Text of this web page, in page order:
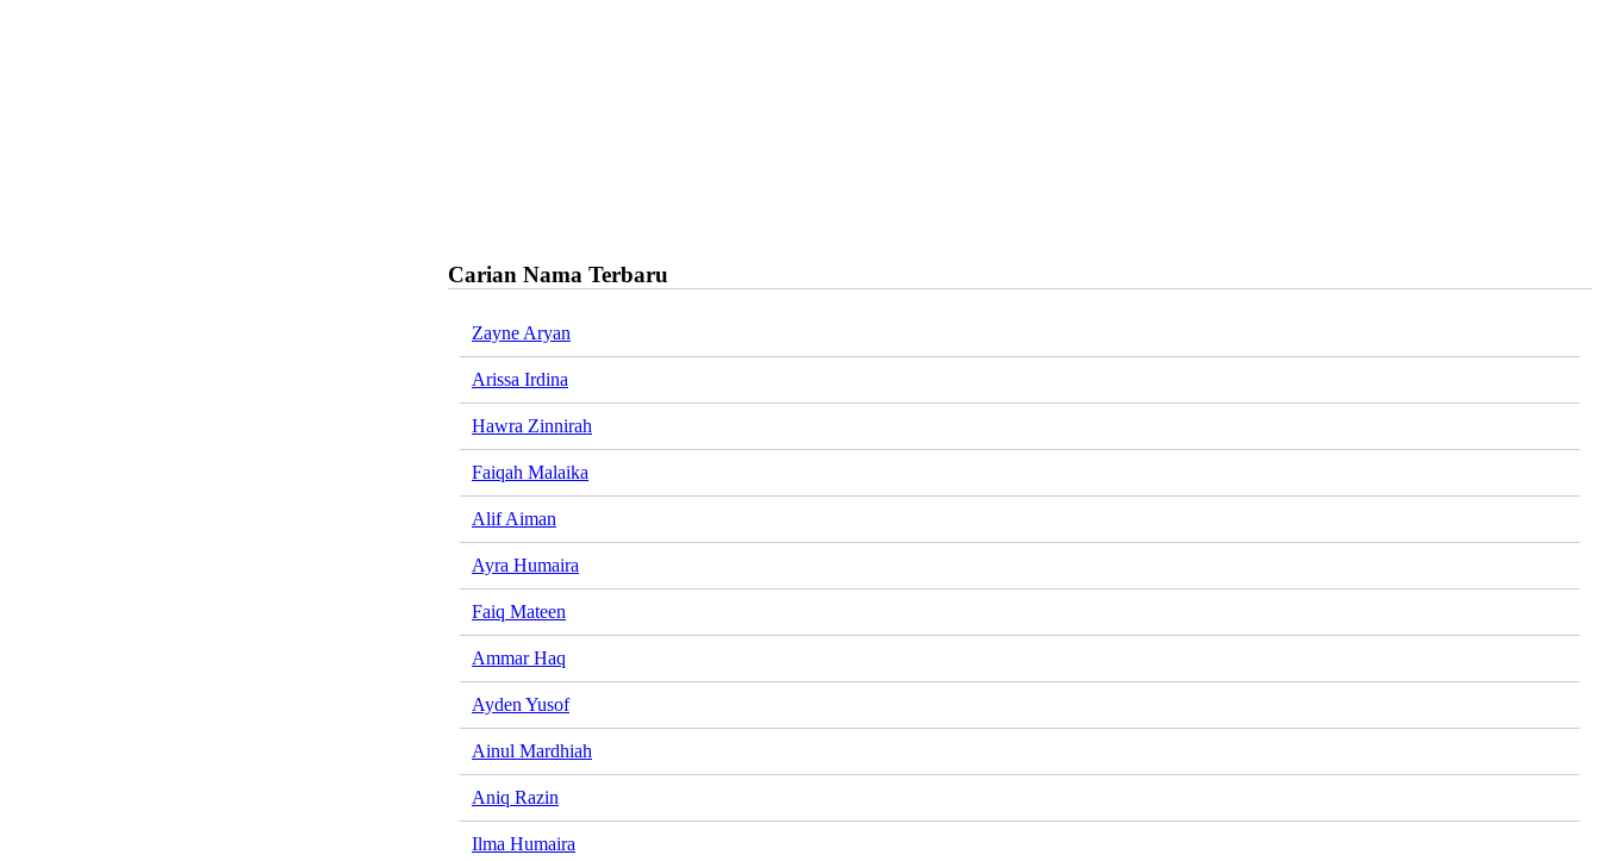
Carian Nama Terbaru
Zayne Aryan
Arissa Irdina
Hawra Zinnirah
Faiqah Malaika
Alif Aiman
Ayra Humaira
Faiq Mateen
Ammar Haq
Ayden Yusof
Ainul Mardhiah
Aniq Razin
Ilma Humaira